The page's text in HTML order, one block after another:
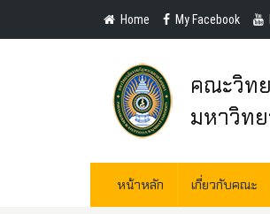
Home My Facebook
คณะวิท
มหาวิท
หน้าหลัก เกี่ยวกับคณะ